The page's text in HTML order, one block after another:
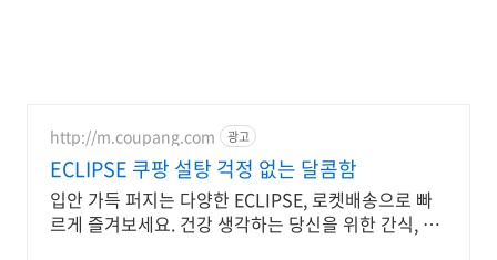
http://m.coupang.com 광고
ECLIPSE 쿠팡 설탕 걱정 없는 달콤함
입안 가득 퍼지는 다양한 ECLIPSE, 로켓배송으로 빠
르게 즐겨보세요. 건강 생각하는 당신을 위한 간식, 쿠